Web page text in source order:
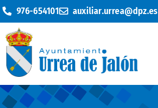
976-654101 auxiliar.urrea@dpz.es